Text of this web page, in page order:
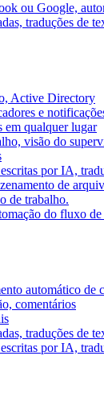
ou Google,
traduções de
Active Directory
e
em qualquer lugar
visão do
por IA,
de
de trabalho.
do fluxo
automático de
comentários
traduções de
por IA,